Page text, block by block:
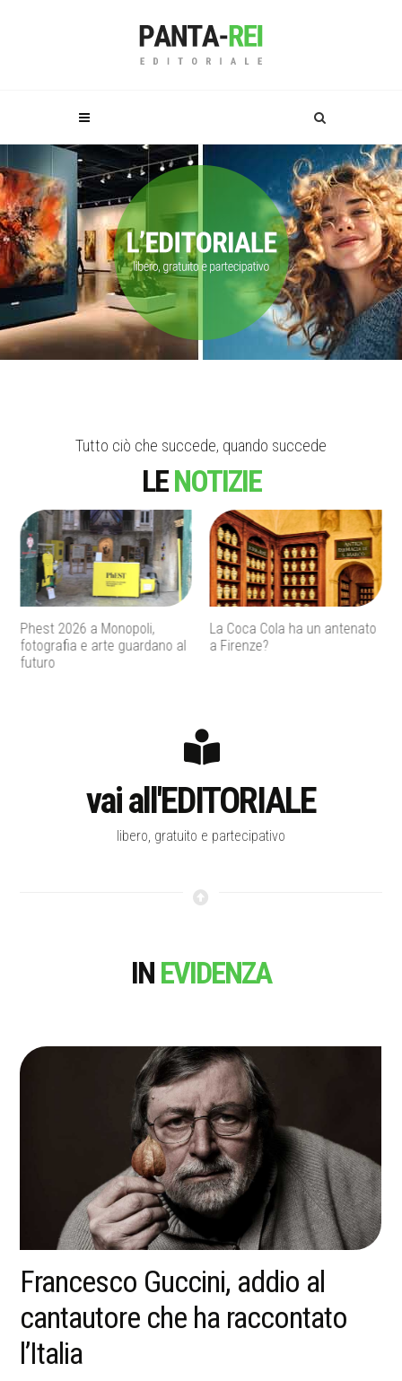
Tutto ciò che succede, quando succede
LENOTIZIE
La Coca Cola ha un antenato
a Firenze?
Agenti IA e sicurezza, quando
l’autonomia diventa un
vai all'EDITORIALE
libero, gratuito e partecipativo
IN EVIDENZA
La memoria della strage di
Bologna resta una ferita aperta
nella storia italiana